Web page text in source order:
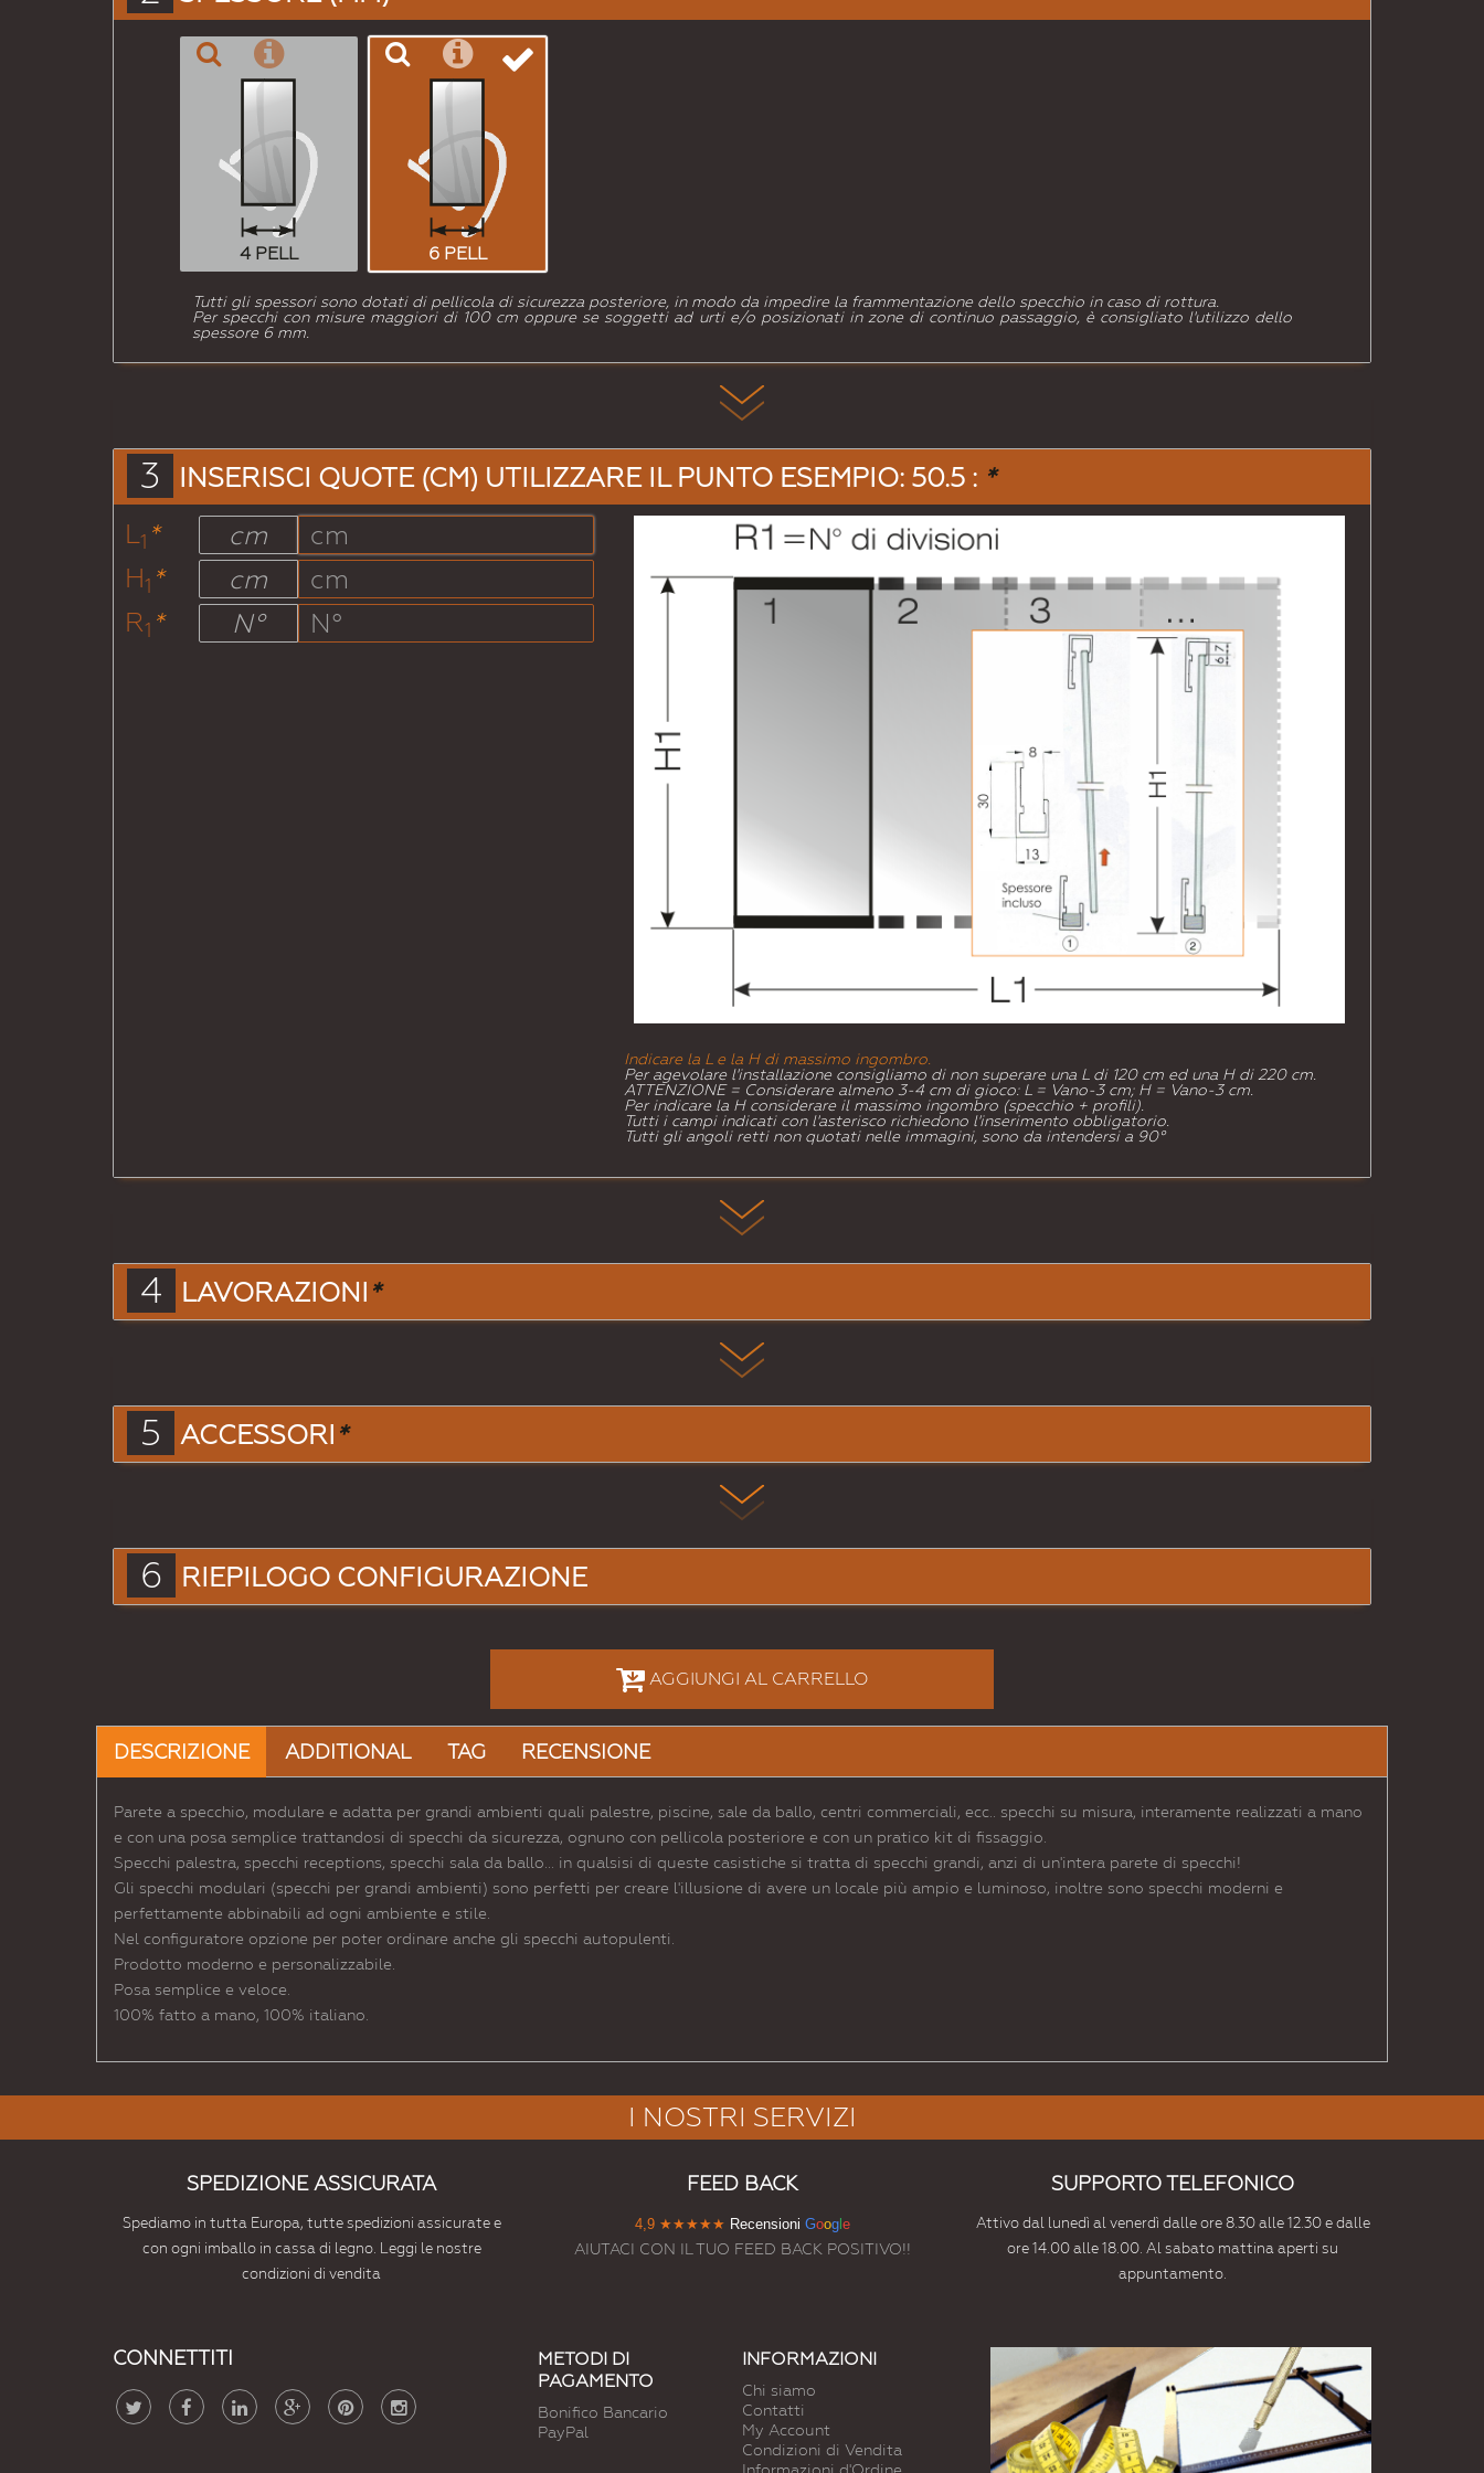
4 PELL 6 PELL
Tutti gli spessori sono dotati di pellicola di sicurezza posteriore, in modo da impedire la frammentazione dello specchio in caso di rottura.
Per specchi con misure maggiori di 100 cm oppure se soggetti ad urti e/o posizionati in zone di continuo passaggio, è consigliato l'utilizzo dello
spessore 6 mm.
3 INSERISCI QUOTE (CM) UTILIZZARE IL PUNTO ESEMPIO: 50.5 : *
Indicare la L e la H di massimo ingombro.
Per agevolare l'installazione consigliamo di non superare una L di 120 cm ed una H di 220 cm.
ATTENZIONE = Considerare almeno 3-4 cm di gioco: L = Vano-3 cm; H = Vano-3 cm.
Per indicare la H considerare il massimo ingombro (specchio + profili).
Tutti i campi indicati con l'asterisco richiedono l'inserimento obbligatorio.
Tutti gli angoli retti non quotati nelle immagini, sono da intendersi a 90°
L1 *
cm
H1 *
cm
R1 * N°
4 LAVORAZIONI *
5 ACCESSORI *
6 RIEPILOGO CONFIGURAZIONE
AGGIUNGI AL CARRELLO
DESCRIZIONE ADDITIONAL TAG RECENSIONE
Parete a specchio, modulare e adatta per grandi ambienti quali palestre, piscine, sale da ballo, centri commerciali, ecc.. specchi su misura, interamente realizzati a mano
e con una posa semplice trattandosi di specchi da sicurezza, ognuno con pellicola posteriore e con un pratico kit di fissaggio.
Specchi palestra, specchi receptions, specchi sala da ballo... in qualsisi di queste casistiche si tratta di specchi grandi, anzi di un'intera parete di specchi!
Gli specchi modulari (specchi per grandi ambienti) sono perfetti per creare l'illusione di avere un locale più ampio e luminoso, inoltre sono specchi moderni e
perfettamente abbinabili ad ogni ambiente e stile.
Nel configuratore opzione per poter ordinare anche gli specchi autopulenti.
Prodotto moderno e personalizzabile.
Posa semplice e veloce.
100% fatto a mano, 100% italiano.
I NOSTRI SERVIZI
SPEDIZIONE ASSICURATA
Spediamo in tutta Europa, tutte spedizioni assicurate e
con ogni imballo in cassa di legno. Leggi le nostre
condizioni di vendita
FEED BACK
4,9 ★★★★★ Recensioni Googl e
AIUTACI CON IL TUO FEED BACK POSITIVO!!
SUPPORTO TELEFONICO
Attivo dal lunedì al venerdì dalle ore 8.30 alle 12.30 e dalle
ore 14.00 alle 18.00. Al sabato mattina aperti su
appuntamento.
CONNETTITI
METODI DI
PAGAMENTO
Bonifico Bancario
PayPal
INFORMAZIONI
Chi siamo
Contatti
My Account
Condizioni di Vendita